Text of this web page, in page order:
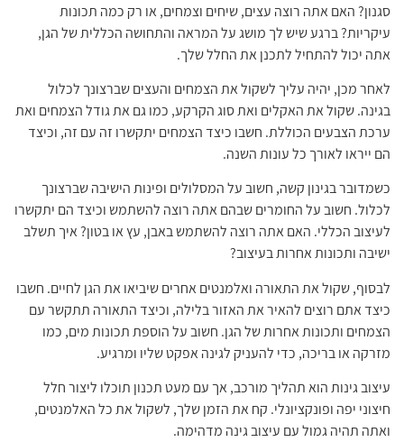
סגנון? האם אתה רוצה עצים, שיחים וצמחים, או רק כמה תכונות
עיקריות? ברגע שיש לך מושג על המראה והתחושה הכללית של הגן,
אתה יכול להתחיל לתכנן את החלל שלך.
לאחר מכן, יהיה עליך לשקול את הצמחים והעצים שברצונך לכלול
בגינה. שקול את האקלים ואת סוג הקרקע, כמו גם את גודל הצמחים ואת
ערכת הצבעים הכוללת. חשבו כיצד הצמחים יתקשרו זה עם זה, וכיצד
הם ייראו לאורך כל עונות השנה.
כשמדובר בגינון קשה, חשוב על המסלולים ופינות הישיבה שברצונך
לכלול. חשוב על החומרים שבהם אתה רוצה להשתמש וכיצד הם יתקשרו
לעיצוב הכללי. האם אתה רוצה להשתמש באבן, עץ או בטון? איך תשלב
ישיבה ותכונות אחרות בעיצוב?
לבסוף, שקול את התאורה ואלמנטים אחרים שיביאו את הגן לחיים. חשבו
כיצד אתם רוצים להאיר את האזור בלילה, וכיצד התאורה תתקשר עם
הצמחים ותכונות אחרות של הגן. חשוב על הוספת תכונות מים, כמו
מזרקה או בריכה, כדי להעניק לגינה אפקט שליו ומרגיע.
עיצוב גינות הוא תהליך מורכב, אך עם מעט תכנון תוכלו ליצור חלל
חיצוני יפה ופונקציונלי. קח את הזמן שלך, לשקול את כל האלמנטים,
ואתה תהיה גמול עם עיצוב גינה מדהימה.